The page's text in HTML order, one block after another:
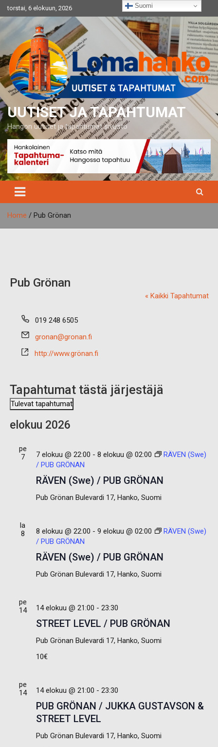
Skip
to
content
torstai, 6 elokuun, 2026
UUTISET JA TAPAHTUMAT
Hangon uutiset ja tapahtumat sivusto
Home Pub Grönan
Pub Grönan
« Kaikki Tapahtumat
P
h
l
019 248 6505
S
h
p
o
s
i
gronan@gronan.fi
W
s
i
v
u
o
http://www.grönan.fi
Tapahtumat tästä järjestäjä
Tulevat tapahtumat
a
elokuu 2026
pe
7
RÄVEN (Swe) / PUB GRÖNAN
7 elokuu @ 22:00 - 8 elokuu @ 02:00
RÄVEN (Swe)
/ PUB GRÖNAN
Pub Grönan Bulevardi 17, Hanko, Suomi
la
8
RÄVEN (Swe) / PUB GRÖNAN
8 elokuu @ 22:00 - 9 elokuu @ 02:00
RÄVEN (Swe)
/ PUB GRÖNAN
Pub Grönan Bulevardi 17, Hanko, Suomi
pe
14
STREET LEVEL / PUB GRÖNAN
14 elokuu @ 21:00 - 23:30
Pub Grönan Bulevardi 17, Hanko, Suomi
10€
pe
14
PUB GRÖNAN / JUKKA GUSTAVSON &
STREET LEVEL
14 elokuu @ 21:00 - 23:30
Pub Grönan Bulevardi 17, Hanko, Suomi
Suomi